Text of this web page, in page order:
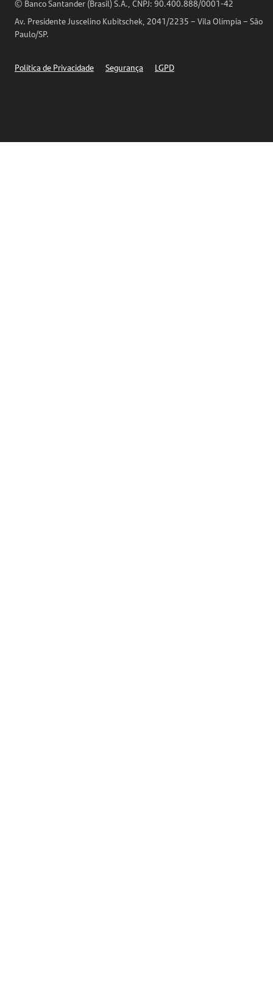
Telefones
© Banco Santander (Brasil) S.A., CNPJ: 90.400.888/0001-42
Av. Presidente Juscelino Kubitschek, 2041/2235 – Vila Olímpia – São
Paulo/SP.
Política de Privacidade Segurança LGPD